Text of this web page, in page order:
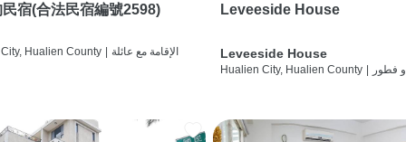
宿(合法民宿編號2598)
Hualien County | الإقامة مع عائلة
Leveeside House
Leveeside House
Hualien City, Hualien County | فطور